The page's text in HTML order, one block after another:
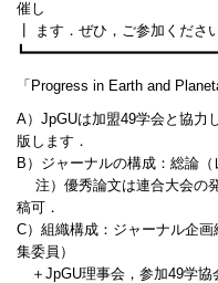
催し
┃ ます．ぜひ，ご参加くださ
「Progress in Earth and
A）JpGUは加盟49学会と協力
版します．
B）ジャーナルの構成：総論
注）優秀論文は連合大会の
稿可．
C）組織構成：ジャーナル企
集委員）
＋JpGU理事会，参加49学協